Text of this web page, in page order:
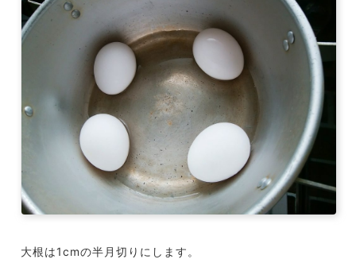
大根は1cmの半月切りにします。